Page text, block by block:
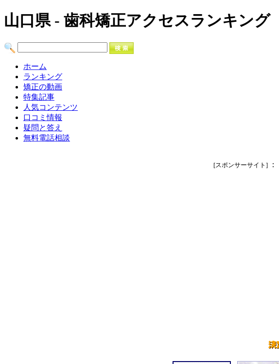
山口県 - 歯科矯正アクセスランキング
ホーム
ランキング
矯正の動画
特集記事
人気コンテンツ
口コミ情報
疑問と答え
無料電話相談
[スポンサーサイト] ：